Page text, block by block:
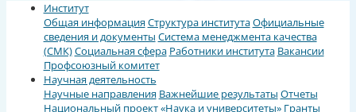
Институт
Общая информацияСтруктура институтаОфициальные
сведения и документы Система менеджмента качества
(СМК)Социальная сфера Работники института Вакансии
Профсоюзный комитет
Научная деятельность
Научные направления Важнейшие результаты Отчеты
Национальный проект «Наука и университеты» Гранты